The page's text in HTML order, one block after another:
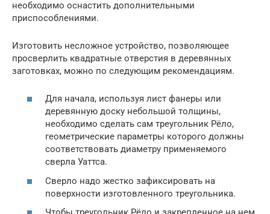
необходимо оснастить дополнительными
приспособлениями.
Изготовить несложное устройство, позволяющее
просверлить квадратные отверстия в деревянных
заготовках, можно по следующим рекомендациям.
Для начала, используя лист фанеры или
деревянную доску небольшой толщины,
необходимо сделать сам треугольник Рёло,
геометрические параметры которого должны
соответствовать диаметру применяемого
сверла Уаттса.
Сверло надо жестко зафиксировать на
поверхности изготовленного треугольника.